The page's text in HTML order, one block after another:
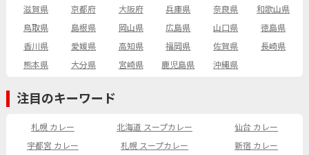
滋賀県
京都府 大阪府 兵庫県 奈良県
和歌山県
鳥取県
島根県 岡山県 広島県 山口県
徳島県
香川県
愛媛県 高知県 福岡県 佐賀県
長崎県
熊本県
大分県 宮崎県 鹿児島県 沖縄県
注目のキーワード
札幌 カレー 北海道 スープカレー
仙台 カレー
宇都宮 カレー
札幌 スープカレー
新宿 カレー